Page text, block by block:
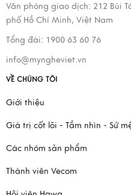
Văn phòng giao dịch: 212 Bùi
phố Hồ Chí Minh, Việt Nam
Tổng đài: 1900 63 60 76
info@myngheviet.vn
VỀ CHÚNG TÔI
Giới thiệu
Giá trị cốt lõi - Tầm nhìn - Sứ
Các nhóm sản phẩm
Thành viên Vecom